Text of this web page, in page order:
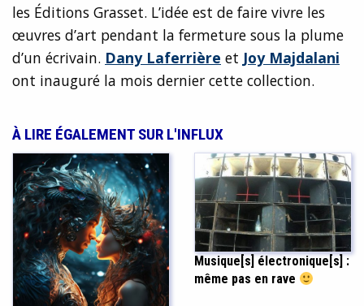
les Éditions Grasset. L’idée est de faire vivre les
œuvres d’art pendant la fermeture sous la plume
d’un écrivain. Dany Laferrière et Joy Majdalani
ont inauguré la mois dernier cette collection.
À LIRE ÉGALEMENT SUR L'INFLUX
Musique[s] électronique[s] :
même pas en rave